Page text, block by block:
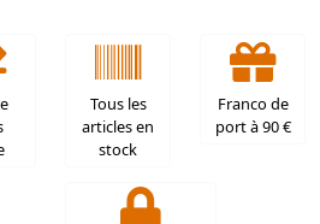
Tous les
articles en
stock
Franco de
port à 90 €